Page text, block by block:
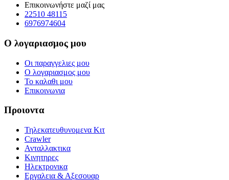
Επικοινωνήστε μαζί μας
22510 48115
6976974604
Ο λογαριασμος μου
Οι παραγγελιες μου
Ο λογαριασμος μου
Το καλαθι μου
Επικοινωνια
Προιοντα
Τηλεκατευθυνομενα Κιτ
Crawler
Ανταλλακτικα
Κινητηρες
Ηλεκτρονικα
Εργαλεια & Αξεσουαρ